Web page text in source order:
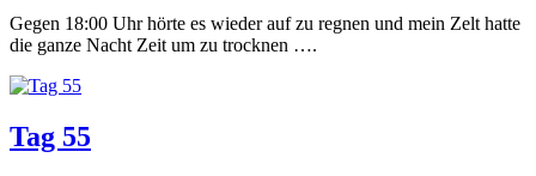
Gegen 18:00 Uhr hörte es wieder auf zu regnen und mein Zelt hatte
die ganze Nacht Zeit um zu trocknen ….
Tag 55